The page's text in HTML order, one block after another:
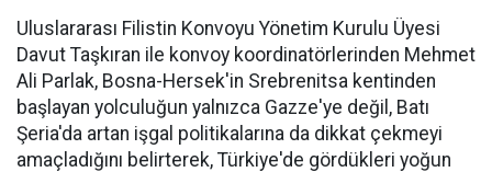
Uluslararası Filistin Konvoyu Yönetim Kurulu Üyesi
Davut Taşkıran ile konvoy koordinatörlerinden Mehmet
Ali Parlak, Bosna-Hersek'in Srebrenitsa kentinden
başlayan yolculuğun yalnızca Gazze'ye değil, Batı
Şeria'da artan işgal politikalarına da dikkat çekmeyi
amaçladığını belirterek, Türkiye'de gördükleri yoğun